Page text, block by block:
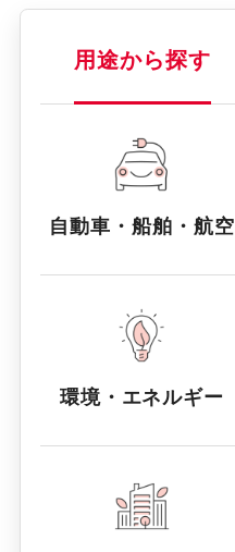
用途から探す
自動車・船舶・航空
環境・エネルギー